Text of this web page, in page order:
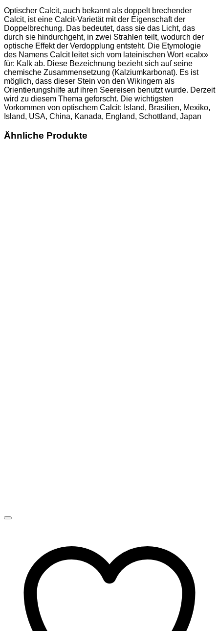
Optischer Calcit, auch bekannt als doppelt brechender
Calcit, ist eine Calcit-Varietät mit der Eigenschaft der
Doppelbrechung. Das bedeutet, dass sie das Licht, das
durch sie hindurchgeht, in zwei Strahlen teilt, wodurch der
optische Effekt der Verdopplung entsteht. Die Etymologie
des Namens Calcit leitet sich vom lateinischen Wort «calx»
für: Kalk ab. Diese Bezeichnung bezieht sich auf seine
chemische Zusammensetzung (Kalziumkarbonat). Es ist
möglich, dass dieser Stein von den Wikingern als
Orientierungshilfe auf ihren Seereisen benutzt wurde. Derzeit
wird zu diesem Thema geforscht. Die wichtigsten
Vorkommen von optischem Calcit: Island, Brasilien, Mexiko,
Island, USA, China, Kanada, England, Schottland, Japan
Ähnliche Produkte